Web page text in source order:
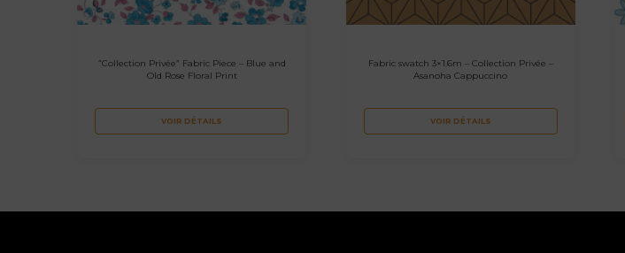
“Collection Privée” Fabric Piece – Blue and
Old Rose Floral Print
VOIR DÉTAILS
Fabric swatch 3×1.6m – Collection Privée –
Asanoha Cappuccino
VOIR DÉTAILS